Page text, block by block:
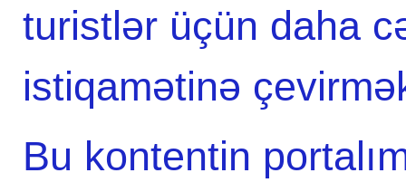
turistlər üçün daha
istiqamətinə
Bu kontentin